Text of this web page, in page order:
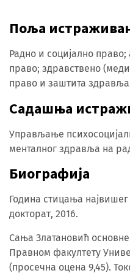
Поља
Радно и социјално
право; здравствено
право и заштита
Садашња
Управљање
менталног здравља на
Биографија
Година стицања
докторат, 2016.
Сања Златановић
Правном факултету
(просечна оцена 9,45).